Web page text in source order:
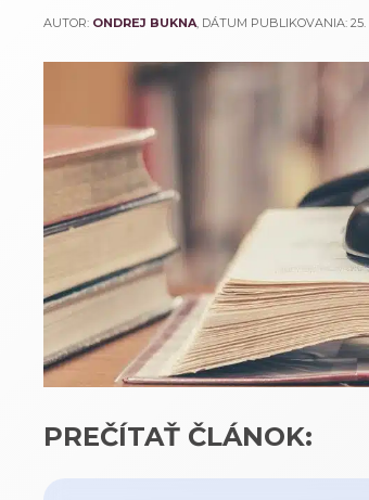
AUTOR: ONDREJ BUKNA, DÁTUM PUBLIKOVANIA:
PREČÍTAŤ ČLÁNOK: